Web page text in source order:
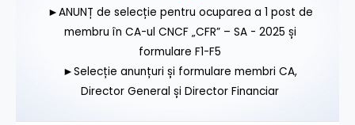
►ANUNȚ de selecție pentru ocuparea a 1 post de
membru în CA-ul CNCF „CFR” – SA - 2025 și
formulare F1-F5
►Selecție anunțuri și formulare membri CA,
Director General și Director Financiar